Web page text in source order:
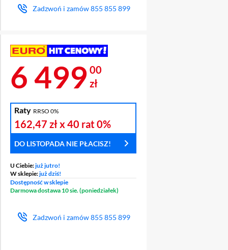
Zadzwoń i zamów855 855 899
Cena 6 499 zł
6 499 00
zł
Raty RRSO 0%
162,47 złx 40 rat0%
DO LISTOPADA NIE PŁACISZ!
U Ciebie:już jutro!
W sklepie:już dziś!
Dostępność w sklepie
Darmowa dostawa 10 sie. (poniedziałek)
Zadzwoń i zamów855 855 899